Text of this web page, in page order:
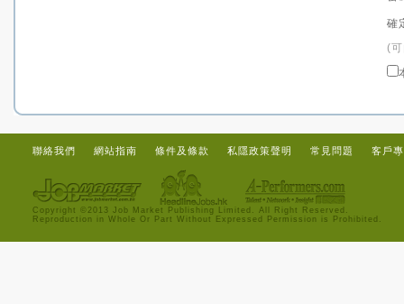
確
(
聯絡我們 網站指南 條件及條款 私隱政策聲明 常見問題 客戶
Copyright ©2013 Job Market Publishing Limited. All Right Reserved.
Reproduction in Whole Or Part Without Expressed Permission is Prohibited.